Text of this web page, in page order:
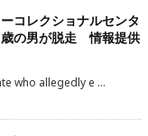
コレクショナルセンタ
歳の男が脱走 情報提供
who allegedly e ...